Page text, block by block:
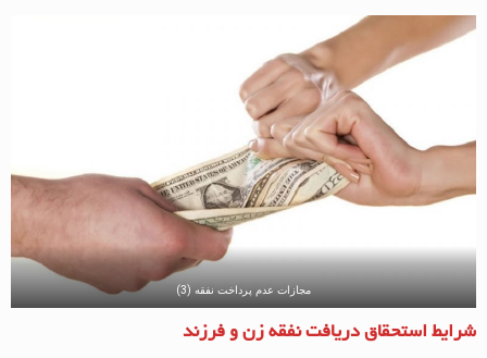
مجازات عدم پرداخت نفقه (3)
شرایط استحقاق دریافت نفقه زن و فرزند